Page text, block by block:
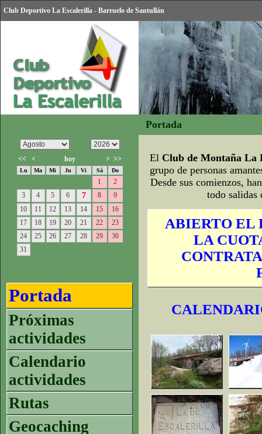
Club Deportivo La Escalerilla - Barruelo de Santullán
Portada
<< < hoy > >>
Lu Ma Mi Ju Vi Sá Do
1
2
3
4 5 6 7 8
9
10
11 12 13 14 15
16
17
18 19 20 21 22
23
24
25 26 27 28 29
30
31
Portada
Próximas
actividades
Calendario
actividades
Rutas
Geocaching
El Club de Montaña La
grupo de personas
Desde sus comienzos,
todo salidas
ABIERTO EL
LA